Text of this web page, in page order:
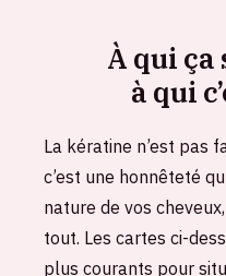
À qui ça
à qui
La kératine n’est pas
c’est une honnêteté
nature de vos
tout. Les cartes ci-
plus courants pour